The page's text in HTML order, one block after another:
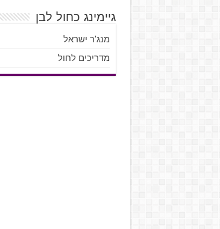
גיימינג כחול לבן
מנג'ר ישראל
מדריכים לחול